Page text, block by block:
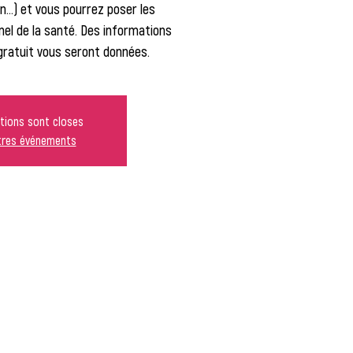
et vous pourrez poser les
de la santé. Des informations
vous seront données.
sont closes
événements